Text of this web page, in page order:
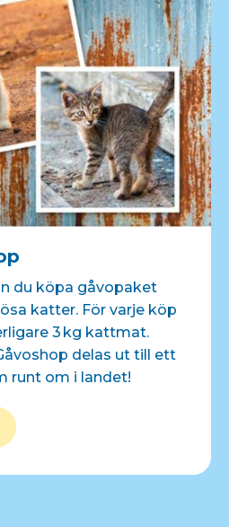
du köpa gåvopaket
katter. För varje köp
3 kg kattmat.
delas ut till ett
runt om i landet!